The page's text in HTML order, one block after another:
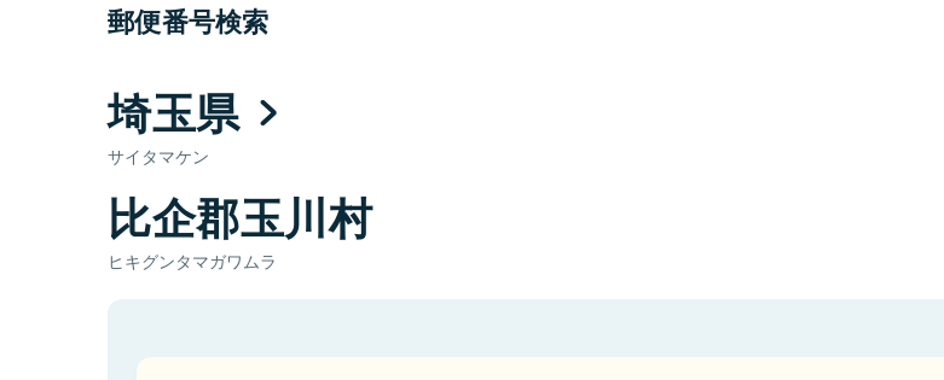
郵便番号検索
埼玉県
サイタマケン
比企郡玉川村
ヒキグンタマガワムラ